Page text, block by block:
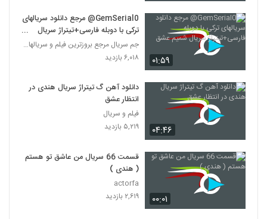
۰۱:۵۹
GemSerial0@ مرجع دانلود سریالهای
ترکی با دوبله فارسی+تیتراژ سریال
شمیم عشق
جم سریال مرجع بروزترین فیلم و سریالها در تلگرام
۶,۰۱۸ بازدید
۰۴:۴۶
دانلود آهن گ تیتراژ سریال هندی در
انتظار عشق
فیلم و سریال
۵,۲۱۹ بازدید
۰۰:۰۱
قسمت 66 سریال من عاشق تو هستم
( هندی )
actorfa
۲,۶۱۹ بازدید